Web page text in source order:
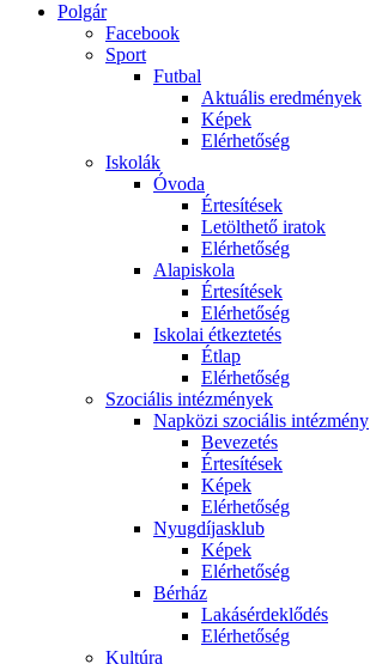
Polgár
Facebook
Sport
Futbal
Aktuális eredmények
Képek
Elérhetőség
Iskolák
Óvoda
Értesítések
Letölthető iratok
Elérhetőség
Alapiskola
Értesítések
Elérhetőség
Iskolai étkeztetés
Étlap
Elérhetőség
Szociális intézmények
Napközi szociális intézmény
Bevezetés
Értesítések
Képek
Elérhetőség
Nyugdíjasklub
Képek
Elérhetőség
Bérház
Lakásérdeklődés
Elérhetőség
Kultúra